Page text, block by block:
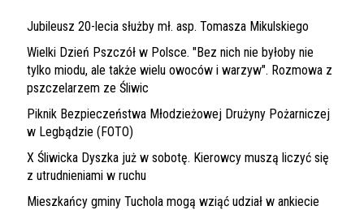
Jubileusz 20-lecia służby mł. asp. Tomasza Mikulskiego
Wielki Dzień Pszczół w Polsce. "Bez nich nie byłoby nie
tylko miodu, ale także wielu owoców i warzyw". Rozmowa z
pszczelarzem ze Śliwic
Piknik Bezpieczeństwa Młodzieżowej Drużyny Pożarniczej
w Legbądzie (FOTO)
X Śliwicka Dyszka już w sobotę. Kierowcy muszą liczyć się
z utrudnieniami w ruchu
Mieszkańcy gminy Tuchola mogą wziąć udział w ankiecie